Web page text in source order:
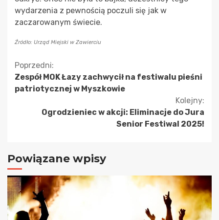
wydarzenia z pewnością poczuli się jak w
zaczarowanym świecie.
Źródło: Urząd Miejski w Zawierciu
Kontynuuj
czytanie
Poprzedni:
Zespół MOK Łazy zachwycił na festiwalu pieśni
patriotycznej w Myszkowie
Kolejny:
Ogrodzieniec w akcji: Eliminacje do Jura
Senior Festiwal 2025!
Powiązane wpisy